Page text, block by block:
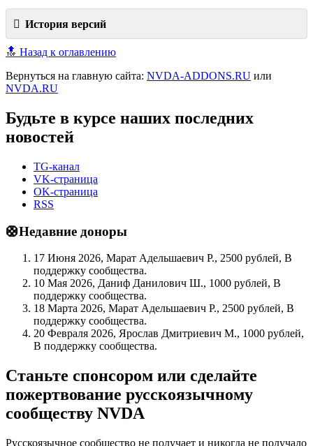
История версий
🔝 Назад к оглавлению
Вернуться на главную сайта: NVDA-ADDONS.RU или
NVDA.RU
Будьте в курсе наших последних
новостей
TG-канал
VK-страница
OK-страница
RSS
🛟Недавние доноры
17 Июня 2026, Марат Адельшаевич Р., 2500 рублей, В
поддержку сообщества.
10 Мая 2026, Даниф Данилович Ш., 1000 рублей, В
поддержку сообщества.
18 Марта 2026, Марат Адельшаевич Р., 2500 рублей, В
поддержку сообщества.
20 Февраля 2026, Ярослав Дмитриевич М., 1000 рублей,
В поддержку сообщества.
Станьте спонсором или сделайте
пожертвование русскоязычному
сообществу NVDA
Русскоязычное сообщество не получает и никогда не получало